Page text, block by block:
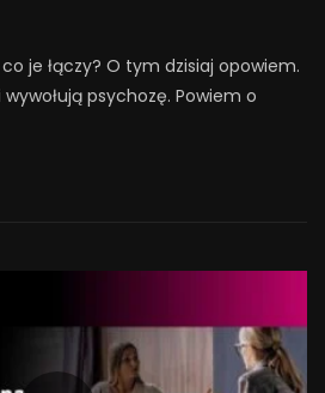
je łączy? O tym dzisiaj opowiem.
wywołują psychozę. Powiem o